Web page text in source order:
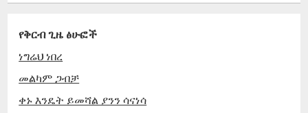
የቅርብ ጊዜ ፅሁፎች
ነግሬህ ነበረ
መልካም ጋብቻ
ቀኑ እንዴት ይመሻል ያንን ሳናነሳ